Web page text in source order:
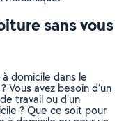
sans vous
domicile dans le
avez besoin d’un
travail ou d’un
? Que ce soit pour